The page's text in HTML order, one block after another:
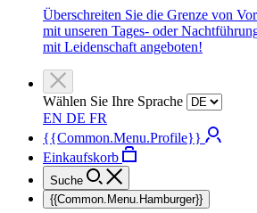
Überschreiten Sie die Grenze von
mit unseren Tages- oder
mit Leidenschaft angeboten!
Wählen Sie Ihre Sprache
EN DE FR
{{Common.Menu.Profile}}
Einkaufskorb
Suche
{{Common.Menu.Hamburger}}